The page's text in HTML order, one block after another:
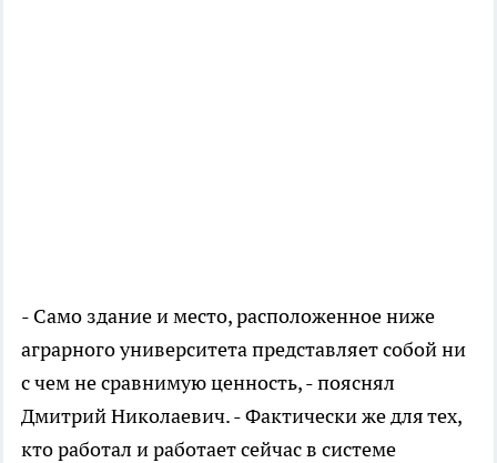
- Само здание и место, расположенное ниже
аграрного университета представляет собой ни
с чем не сравнимую ценность, - пояснял
Дмитрий Николаевич. - Фактически же для тех,
кто работал и работает сейчас в системе